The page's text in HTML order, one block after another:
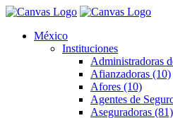
México
Instituciones
Administradoras
Afianzadoras (10)
Afores (10)
Agentes de
Aseguradoras (81)